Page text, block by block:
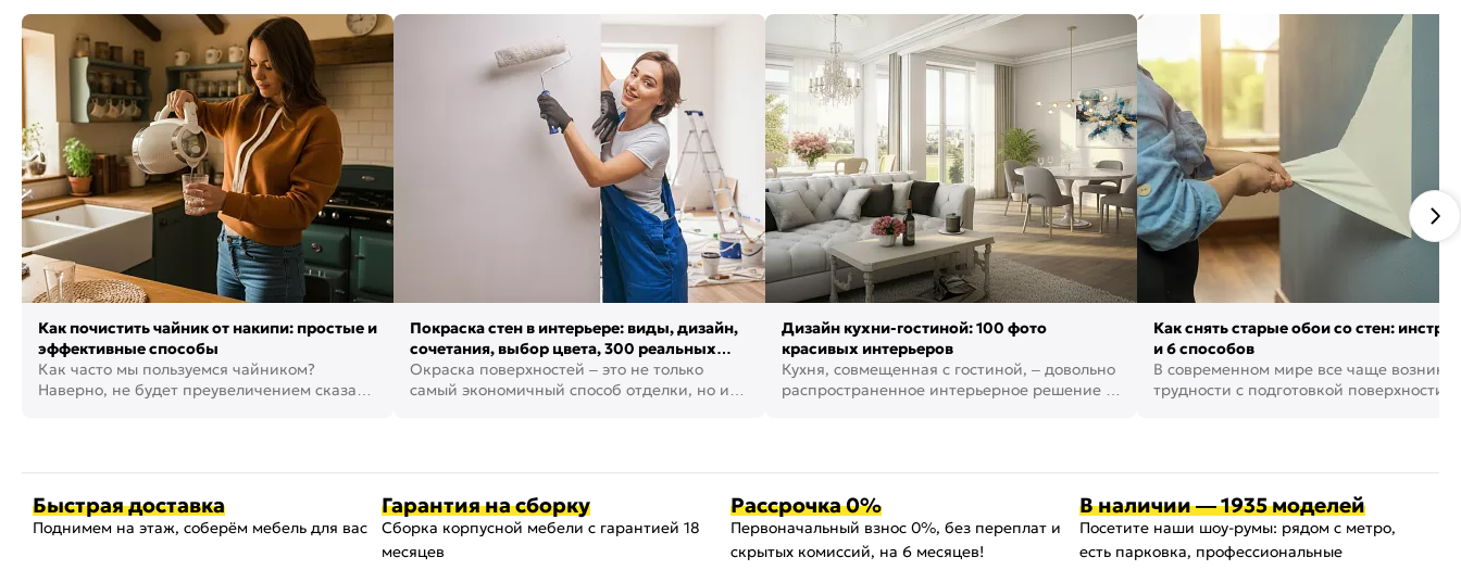
Как почистить чайник от накипи: простые и
эффективные способы
Как часто мы пользуемся чайником?
Наверно, не будет преувеличением сказать,
Покраска стен в интерьере: виды, дизайн,
сочетания, выбор цвета, 300 реальных
фото
Окраска поверхностей – это не только
самый экономичный способ отделки, но и
Дизайн кухни-гостиной: 100 фото
красивых интерьеров
Кухня, совмещенная с гостиной, – довольно
распространенное интерьерное решение в
Как снять старые обои со стен:
и 6 способов
В современном мире все чаще
трудности с подготовкой поверхности
Быстрая доставка
Поднимем на этаж, соберём мебель для вас
Гарантия на сборку
Сборка корпусной мебели с гарантией 18
месяцев
Рассрочка 0%
Первоначальный взнос 0%, без переплат и
скрытых комиссий, на 6 месяцев!
В наличии — 1935 моделей
Посетите наши шоу-румы: рядом с метро,
есть парковка, профессиональные